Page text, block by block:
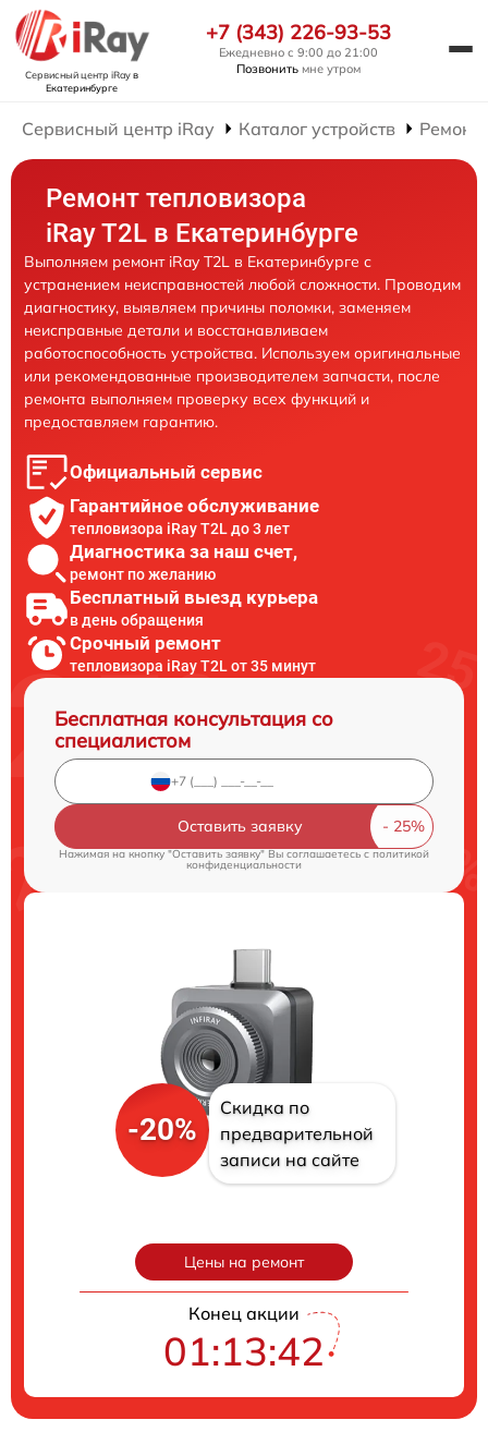
Сервисный центр iRayв
Екатеринбурге
+7 (343) 226-93-53
Ежедневно с 9:00 до 21:00
Позвонить мне утром
Сервисный центр iRay Каталог устройств Ремонт
Ремонт тепловизора
iRay T2L в Екатеринбурге
Выполняем ремонт iRay T2L в Екатеринбурге с
устранением неисправностей любой сложности. Проводим
диагностику, выявляем причины поломки, заменяем
неисправные детали и восстанавливаем
работоспособность устройства. Используем оригинальные
или рекомендованные производителем запчасти, после
ремонта выполняем проверку всех функций и
предоставляем гарантию.
Официальный сервис
Гарантийное обслуживание
тепловизора iRay T2L до 3 лет
Диагностика за наш счет,
ремонт по желанию
Бесплатный выезд курьера
в день обращения
Срочный ремонт
тепловизора iRay T2L от 35 минут
Бесплатная консультация со
специалистом
Оставить заявку
Нажимая на кнопку "Оставить заявку" Вы соглашаетесь cполитикой
конфиденциальности
-20%
Скидка по
предварительной
записи на сайте
Цены на ремонт
Конец акции
01:13:40